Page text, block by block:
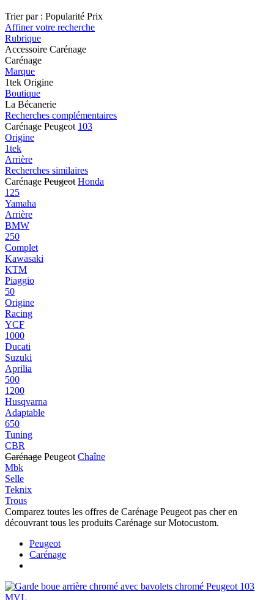
Trier par : Popularité Prix
Affiner votre recherche
Rubrique
Accessoire Carénage
Carénage
Marque
1tek Origine
Boutique
La Bécanerie
Recherches complémentaires
Carénage Peugeot 103
Origine
1tek
Arrière
Recherches similaires
Carénage Peugeot Honda
125
Yamaha
Arrière
BMW
250
Complet
Kawasaki
KTM
Piaggio
50
Origine
Racing
YCF
1000
Ducati
Suzuki
Aprilia
500
1200
Husqvarna
Adaptable
650
Tuning
CBR
Carénage Peugeot Chaîne
Mbk
Selle
Teknix
Trous
Comparez toutes les offres de Carénage Peugeot pas cher en
découvrant tous les produits Carénage sur Motocustom.
Peugeot
Carénage